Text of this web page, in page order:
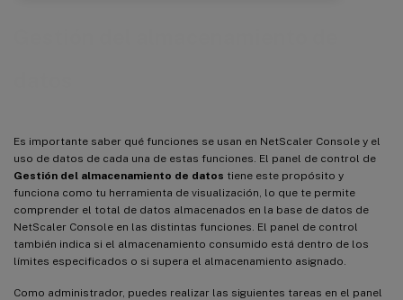
Es importante saber qué funciones se usan en NetScaler Console y el
uso de datos de cada una de estas funciones. El panel de control de
Gestión del almacenamiento de datos tiene este propósito y
funciona como tu herramienta de visualización, lo que te permite
comprender el total de datos almacenados en la base de datos de
NetScaler Console en las distintas funciones. El panel de control
también indica si el almacenamiento consumido está dentro de los
límites especificados o si supera el almacenamiento asignado.
Como administrador, puedes realizar las siguientes tareas en el panel